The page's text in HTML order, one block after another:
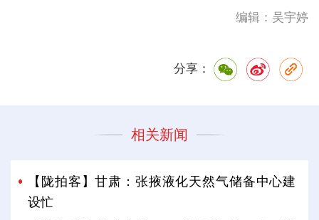
编辑：吴宇婷
分享：
相关新闻
【陇拍客】甘肃：张掖液化天然气储备中心建
设忙